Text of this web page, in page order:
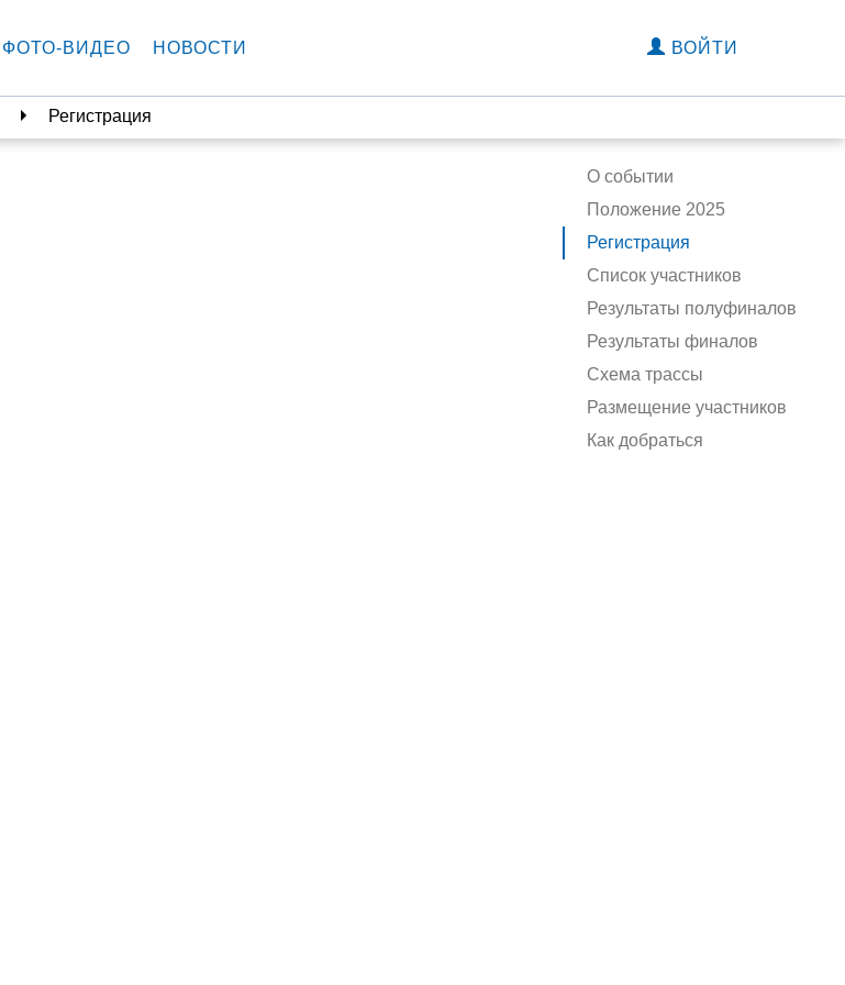
ФОТО-ВИДЕО НОВОСТИ ВОЙТИ
Регистрация
О событии
Положение 2025
Регистрация
Список участников
Результаты полуфиналов
Результаты финалов
Схема трассы
Размещение участников
Как добраться